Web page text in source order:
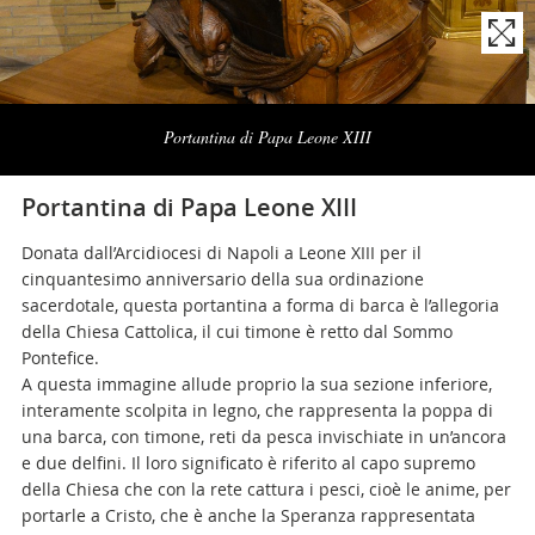
Portantina di Papa Leone XIII
Naviga
Portantina di Papa Leone XIII
Donata dall’Arcidiocesi di Napoli a Leone XIII per il
cinquantesimo anniversario della sua ordinazione
sacerdotale, questa portantina a forma di barca è l’allegoria
della Chiesa Cattolica, il cui timone è retto dal Sommo
Pontefice.
A questa immagine allude proprio la sua sezione inferiore,
interamente scolpita in legno, che rappresenta la poppa di
una barca, con timone, reti da pesca invischiate in un’ancora
e due delfini. Il loro significato è riferito al capo supremo
della Chiesa che con la rete cattura i pesci, cioè le anime, per
portarle a Cristo, che è anche la Speranza rappresentata